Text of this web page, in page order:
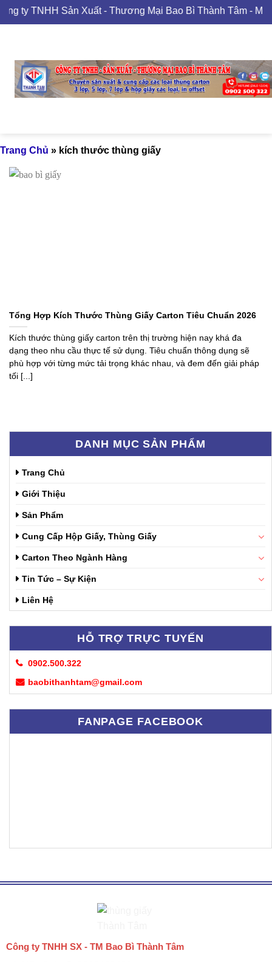
Skip
to
ty TNHH Sản Xuất - Thương Mại Bao Bì Thành Tâm - MST
Trang Chủ » kích thước thùng giấy
DANH MỤC SẢN PHẨM
Trang Chủ
Giới Thiệu
Sản Phẩm
Cung Cấp Hộp Giấy, Thùng Giấy
Carton Theo Ngành Hàng
Tin Tức – Sự Kiện
Liên Hệ
HỖ TRỢ TRỰC TUYẾN
0902.500.322
baobithanhtam@gmail.com
FANPAGE FACEBOOK
Tổng Hợp Kích Thước Thùng Giấy Carton Tiêu Chuẩn 2026
Kích thước thùng giấy carton trên thị trường hiện nay khá đa
dạng theo nhu cầu thực tế sử dụng. Tiêu chuẩn thông dụng sẽ
phù hợp với từng mức tải trọng khác nhau, và đem đến giải pháp
tối [...]
Công ty TNHH SX - TM Bao Bì Thành Tâm